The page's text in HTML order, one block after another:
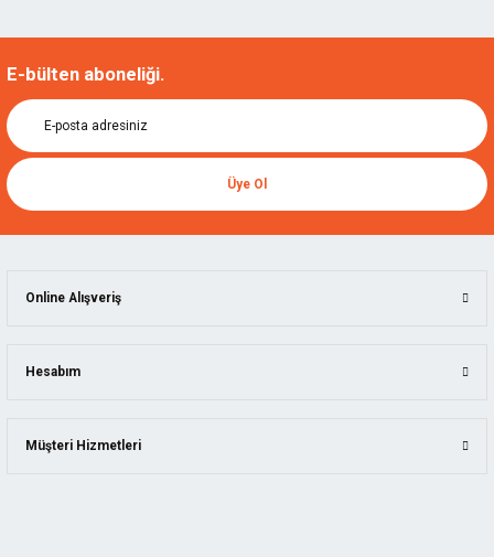
E-bülten aboneliği.
Üye Ol
Online Alışveriş
Hesabım
Müşteri Hizmetleri